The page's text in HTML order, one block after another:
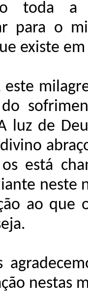
toda a
para o
existe
este
luz de
os está
neste
ao que
nestas